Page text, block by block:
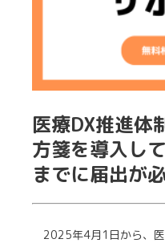
医療DX推進体
方箋を導入し
までに届出が
2025年4月1日から、